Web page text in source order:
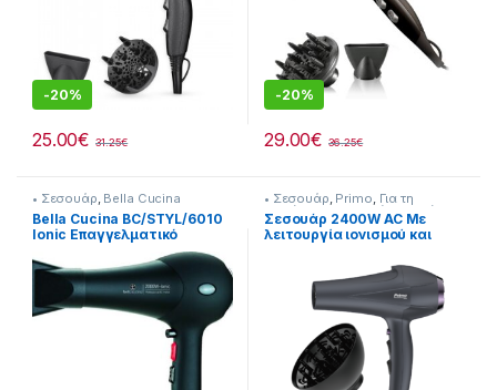
-20%
25.00€ 31.25€
-20%
29.00€ 36.25€
• Σεσουάρ, Bella Cucina
Bella Cucina BC/STYL/6010
Ionic Επαγγελματικό
Πιστολάκι Μαλλιών 2000W
218314001
• Σεσουάρ, Primo, Για τη
Γυναίκα, Προσωπική Φροντίδα
Σεσουάρ 2400W AC Με
λειτουργία ιονισμού και